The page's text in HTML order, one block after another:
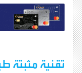
تقنية مثبتة